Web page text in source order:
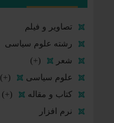
تصاویر و فیلم
رشته علوم سیاسی
شعر
(+)
علوم سیاسی
(+)
کتاب و مقاله
(+)
نرم افزار